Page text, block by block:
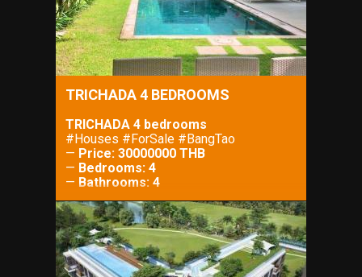
TRICHADA 4 BEDROOMS
TRICHADA 4 bedrooms
#Houses #ForSale #BangTao
— Price: 30000000 THB
— Bedrooms: 4
— Bathrooms: 4
—Property Size: 280 m²
—Lot Size: 460 m²